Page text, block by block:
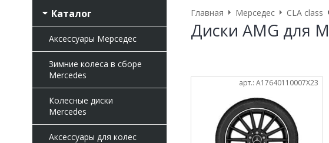
Каталог
Аксессуары Мерседес
Зимние колеса в сборе
Mercedes
Колесные диски
Mercedes
Аксессуары для колес
Главная Мерседес CLA class
Диски AMG для
арт.: A17640110007X23